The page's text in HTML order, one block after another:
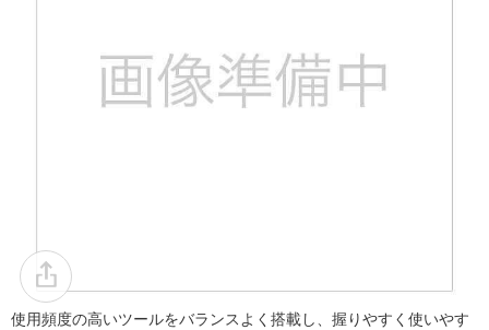
使用頻度の高いツールをバランスよく搭載し、握りやすく使いやす